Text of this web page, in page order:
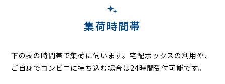
集荷時間帯
下の表の時間帯で集荷に伺います。宅配ボックスの利用や、
ご自身でコンビニに持ち込む場合は24時間受付可能です。